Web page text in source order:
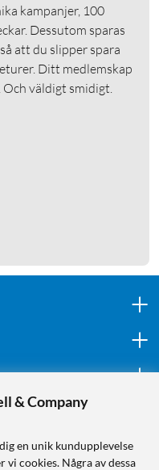
kampanjer, 100
Dessutom sparas
att du slipper spara
Ditt medlemskap
väldigt smidigt.
& Company
en unik kundupplevelse
cookies. Några av dessa